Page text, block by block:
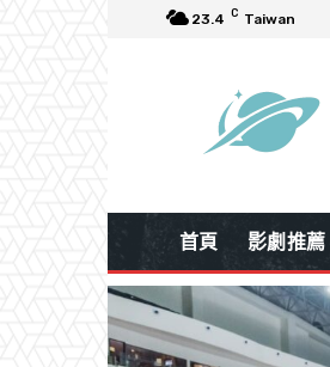
23.4 C Taiwan
首頁 影劇推薦